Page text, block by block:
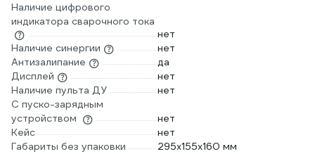
Наличие цифрового
индикатора сварочного тока
нет
Наличие синергии
нет
Антизалипание
да
Дисплей
нет
Наличие пульта ДУ
нет
С пуско-зарядным
устройством
нет
Кейс
нет
Габариты без упаковки
295х155х160 мм